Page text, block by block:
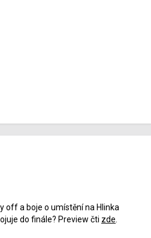
off a boje o umístění na Hlinka
do finále? Preview čti zde